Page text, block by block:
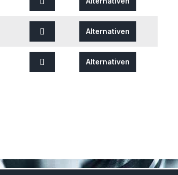
Alternativen
Alternativen